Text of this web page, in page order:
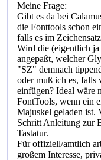
Meine Frage:
Gibt es da bei
die Fonttools schon
falls es im
Wird die (eigentlich
angepaßt, welcher
"SZ" demnach
oder muß ich es, falls
einfügen? Ideal wäre
FontTools, wenn ein
Majuskel geladen ist.
Schritt Anleitung zur
Tastatur.
Für offiziell/amtlich
großem Interesse,